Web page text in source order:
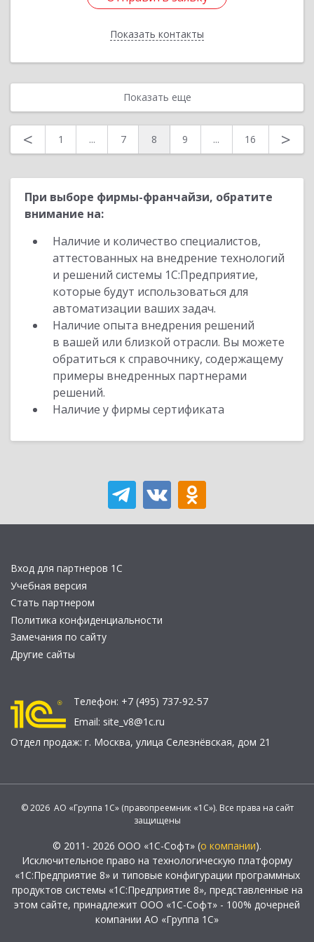
Показать контакты
Назад
Показать еще
< 1 ... 7 8 9 ... 16 >
При выборе фирмы-франчайзи, обратите
внимание на:
Наличие и количество специалистов,
аттестованных на внедрение технологий
и решений системы 1С:Предприятие,
которые будут использоваться для
автоматизации ваших задач.
Наличие опыта внедрения решений
в вашей или близкой отрасли. Вы можете
обратиться к справочнику, содержащему
примеры внедренных партнерами
решений.
Наличие у фирмы сертификата
Вход для партнеров 1С
Учебная версия
Стать партнером
Политика конфиденциальности
Замечания по сайту
Другие сайты
Телефон: +7 (495) 737-92-57
Email: site_v8@1c.ru
Отдел продаж: г. Москва, улица Селезнёвская, дом 21
© 2026 АО «Группа 1С» (правопреемник «1С»). Все права на сайт
защищены
© 2011- 2026 ООО «1С-Софт» (о компании).
Исключительное право на технологическую платформу
«1С:Предприятие 8» и типовые конфигурации программных
продуктов системы «1С:Предприятие 8», представленные на
этом сайте, принадлежит ООО «1С-Софт» - 100% дочерней
компании АО «Группа 1С»